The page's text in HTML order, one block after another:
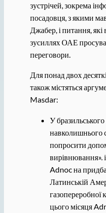
зустрічей, зокрема
посадовця, з якими
Джабер, і питання,
зусиллях ОАЕ
переговори.
Для понад двох
також містяться
Masdar:
У
навколишнього
попросити
вирівнювання».
Adnoc на
Латинській
газопереробної
цього місяця